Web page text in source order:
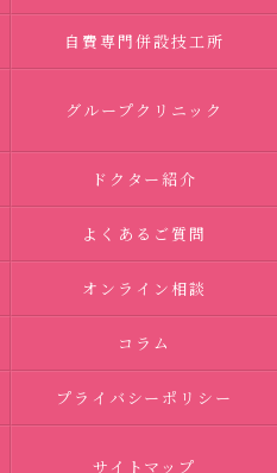
自費専門併設技工所
グループクリニック
ドクター紹介
よくあるご質問
オンライン相談
コラム
プライバシーポリシー
サイトマップ